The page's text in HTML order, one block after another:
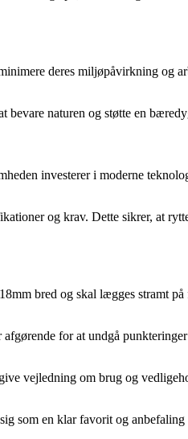
deres miljøpåvirkning og
bevare naturen og støtte en
investerer i moderne
og krav. Dette sikrer, at
bred og skal lægges stramt
for at undgå
vejledning om brug og
som en klar favorit og